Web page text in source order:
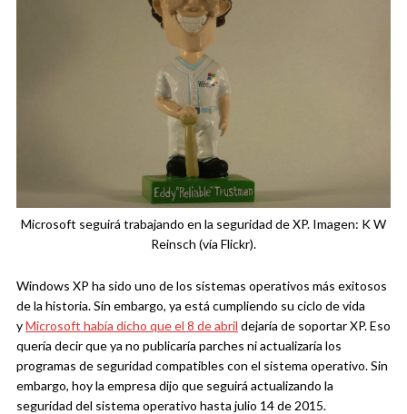
Microsoft seguirá trabajando en la seguridad de XP. Imagen: K W
Reinsch (vía Flickr).
Windows XP ha sido uno de los sistemas operativos más exitosos
de la historia. Sin embargo, ya está cumpliendo su ciclo de vida
yMicrosoft había dicho que el 8 de abril dejaría de soportar XP. Eso
quería decir que ya no publicaría parches ni actualizaría los
programas de seguridad compatibles con el sistema operativo. Sin
embargo, hoy la empresa dijo que seguirá actualizando la
seguridad del sistema operativo hasta julio 14 de 2015.